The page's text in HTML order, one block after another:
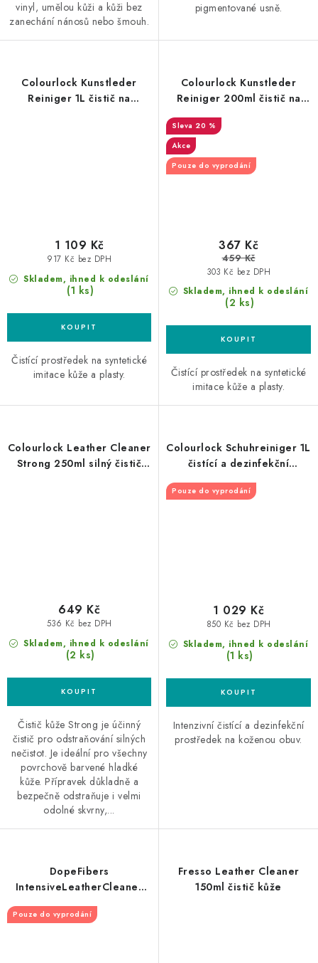
vinyl, umělou kůži a kůži bez
zanechání nánosů nebo šmouh.
pigmentované usně.
Colourlock Kunstleder
Reiniger 1L čistič na
Skladem, ihned k odeslání
(1 ks)
917 Kč bez DPH
1 109 Kč
Čistící prostředek na syntetické
imitace kůže a plasty.
Colourlock Kunstleder
Reiniger 200ml čistič na
syntetické imitace kůže
20 %
Akce
Pouze do vyprodání
Skladem, ihned k odeslání
(2 ks)
303 Kč bez DPH
367 Kč
459 Kč
Čistící prostředek na syntetické
imitace kůže a plasty.
Colourlock Leather Cleaner
Strong 250ml silný čistič
Skladem, ihned k odeslání
(2 ks)
536 Kč bez DPH
649 Kč
Čistič kůže Strong je účinný
čistič pro odstraňování silných
nečistot. Je ideální pro všechny
povrchově barvené hladké
kůže. Přípravek důkladně a
bezpečně odstraňuje i velmi
odolné skvrny,...
Colourlock Schuhreiniger 1L
čistící a dezinfekční
obuv
Pouze do vyprodání
Skladem, ihned k odeslání
(1 ks)
850 Kč bez DPH
1 029 Kč
Intenzivní čistící a dezinfekční
prostředek na koženou obuv.
DopeFibers
IntensiveLeatherCleaner
500ml čistič kůže
Pouze do vyprodání
Fresso Leather Cleaner
150ml čistič kůže